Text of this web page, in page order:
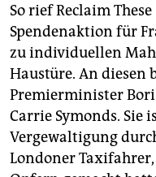
So rief Reclaim
Spendenaktion für
zu individuellen
Haustüre. An diesen
Premierminister
Carrie Symonds. Sie
Vergewaltigung
Londoner